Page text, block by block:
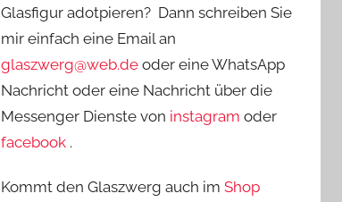
Glasfigur adotpieren? Dann schreiben Sie
mir einfach eine Email an
glaszwerg@web.de oder eine WhatsApp
Nachricht oder eine Nachricht über die
Messenger Dienste von instagram oder
facebook .
Kommt den Glaszwerg auch imShop